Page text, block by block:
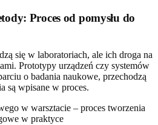
Proces od pomysłu do
się w laboratoriach, ale ich droga na
Prototypy urządzeń czy systemów
o badania naukowe, przechodzą
są wpisane w proces.